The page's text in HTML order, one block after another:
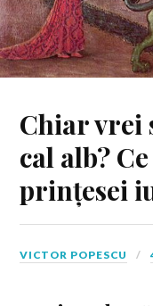
Chiar vrei
cal alb?
prințesei
VICTOR POPESCU